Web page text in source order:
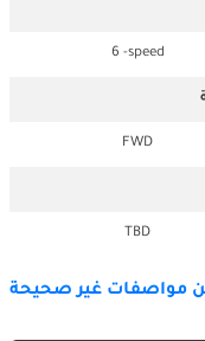
6 -speed
FWD
TBD
عن مواصفات غير صحيحة